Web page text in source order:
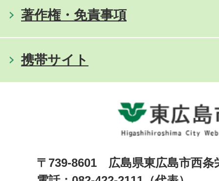
著作権・免責事項
携帯サイト
〒739-8601 広島県東広島市西